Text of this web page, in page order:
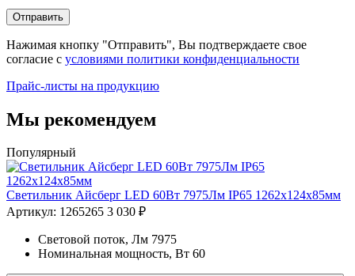
Отправить
Нажимая кнопку "Отправить", Вы подтверждаете свое
согласие с условиями политики конфиденциальности
Прайс-листы на продукцию
Мы рекомендуем
Популярный
Светильник Айсберг LED 60Вт 7975Лм IP65 1262х124х85мм
Артикул: 1265265 3 030 ₽
Световой поток, Лм 7975
Номинальная мощность, Вт 60